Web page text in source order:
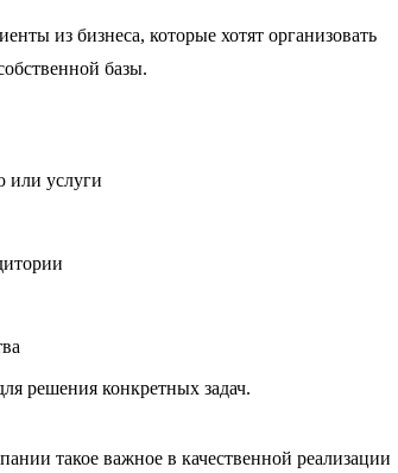
из бизнеса, которые хотят организовать
базы.
или услуги
решения конкретных задач.
такое важное в качественной реализации